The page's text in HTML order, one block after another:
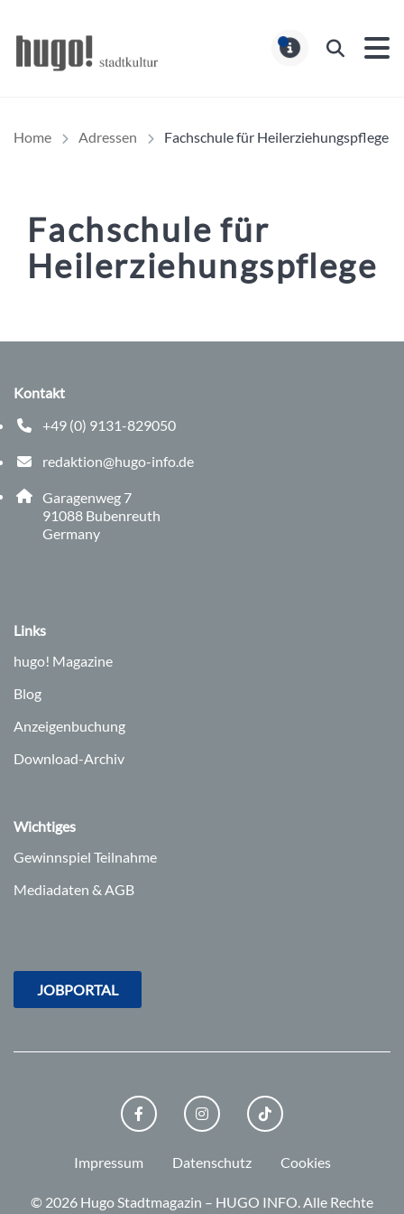
Suchen
Home Adressen Fachschule für Heilerziehungspflege
Fachschule für
Heilerziehungspflege
Kontakt
+49 (0) 9131-829050
Telefonnummer: 0 9 1 3 1 8 2 9 0 5 0
redaktion@hugo-info.de
E-Mail Adresse: redaktion@hugo-info.de
Adresse:
Garagenweg 7
91088 , 9 1 0 8 8
Bubenreuth
Germany
Links
hugo! Magazine
Blog
Anzeigenbuchung
Download-Archiv
Wichtiges
Gewinnspiel Teilnahme
Mediadaten & AGB
JOBPORTAL
FACEBOOKINSTAGRAMTIKTOK
Impressum Datenschutz Cookies
© 2026 Hugo Stadtmagazin – HUGO INFO.Alle Rechte